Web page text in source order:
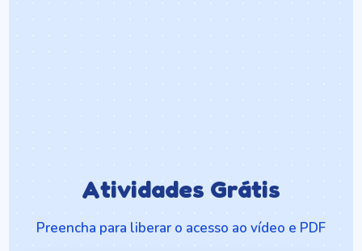
Atividades Grátis
Preencha para liberar o acesso ao vídeo e PDF